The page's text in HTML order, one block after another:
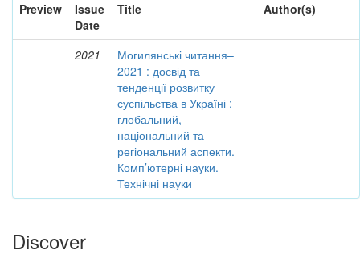
Preview
Issue
Date
Title Author(s)
2021
Могилянські читання–
2021 : досвід та
тенденції розвитку
суспільства в Україні :
глобальний,
національний та
регіональний аспекти.
Комп’ютерні науки.
Технічні науки
Discover